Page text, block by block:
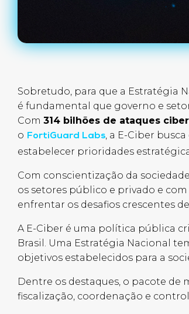
Sobretudo, para que a Estratégia
é fundamental que governo e
Com 314 bilhões de ataques
o FortiGuard Labs, a E-Ciber
estabelecer prioridades
Com conscientização da
os setores público e privado e
enfrentar os desafios crescentes
A E-Ciber é uma política pública
Brasil. Uma Estratégia Nacional
objetivos estabelecidos para a
Dentre os destaques, o pacote de
fiscalização, coordenação e